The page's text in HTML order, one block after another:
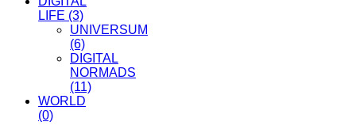
LIFE (3)
UNIVERSUM
(6)
DIGITAL
NORMADS
(11)
WORLD
(0)